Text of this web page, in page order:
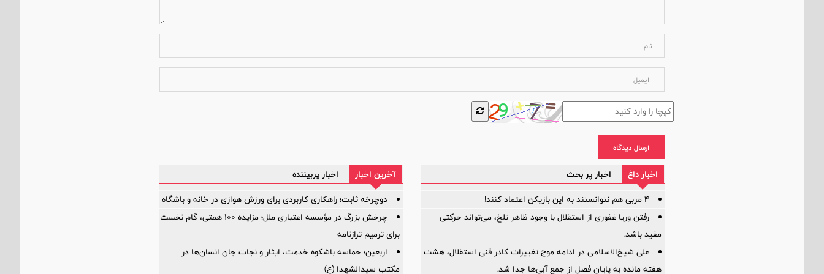
ارسال دیدگاه
اخبار داغ
اخبار پر بحث
۴ مربی هم نتوانستند به این بازیکن اعتماد کنند!
رفتن وریا غفوری از استقلال با وجود ظاهر تلخ، می‌تواند حرکتی
مفید باشد.
علی شیخ‌الاسلامی در ادامه موج تغییرات کادر فنی استقلال، هشت
هفته مانده به پایان فصل از جمع آبی‌ها جدا شد.
آخرین اخبار
اخبار پربیننده
دوچرخه ثابت؛ راهکاری کاربردی برای ورزش هوازی در خانه و باشگاه
چرخش بزرگ در مؤسسه اعتباری ملل؛ مزایده ۱۰۰ همتی، گام نخست
برای ترمیم ترازنامه
اربعین؛ حماسه باشکوه خدمت، ایثار و نجات جان انسان‌ها در
مکتب سیدالشهدا (ع)